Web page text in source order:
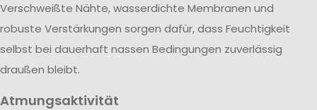
Verschweißte Nähte, wasserdichte Membranen und
robuste Verstärkungen sorgen dafür, dass Feuchtigkeit
selbst bei dauerhaft nassen Bedingungen zuverlässig
draußen bleibt.
Atmungsaktivität